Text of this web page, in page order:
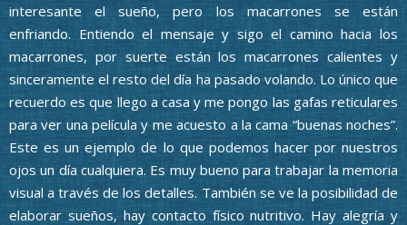
interesante el sueño, pero los macarrones se están
enfriando. Entiendo el mensaje y sigo el camino hacia los
macarrones, por suerte están los macarrones calientes y
sinceramente el resto del día ha pasado volando. Lo único que
recuerdo es que llego a casa y me pongo las gafas reticulares
para ver una película y me acuesto a la cama “buenas noches”.
Este es un ejemplo de lo que podemos hacer por nuestros
ojos un día cualquiera. Es muy bueno para trabajar la memoria
visual a través de los detalles. También se ve la posibilidad de
elaborar sueños, hay contacto físico nutritivo. Hay alegría y